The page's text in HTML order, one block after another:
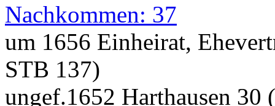
Nachkommen: 37
um 1656 Einheirat,
STB 137)
ungef.1652 Harthausen